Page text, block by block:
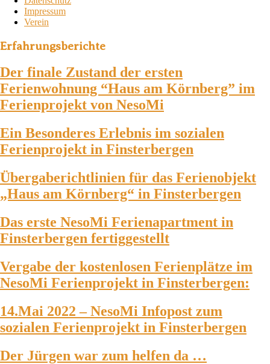
Impressum
Verein
Erfahrungsberichte
Der finale Zustand der ersten
Ferienwohnung “Haus am Körnberg” im
Ferienprojekt von NesoMi
Ein Besonderes Erlebnis im sozialen
Ferienprojekt in Finsterbergen
Übergaberichtlinien für das Ferienobjekt
„Haus am Körnberg“ in Finsterbergen
Das erste NesoMi Ferienapartment in
Finsterbergen fertiggestellt
Vergabe der kostenlosen Ferienplätze im
NesoMi Ferienprojekt in Finsterbergen:
14.Mai 2022 – NesoMi Infopost zum
sozialen Ferienprojekt in Finsterbergen
Der Jürgen war zum helfen da …